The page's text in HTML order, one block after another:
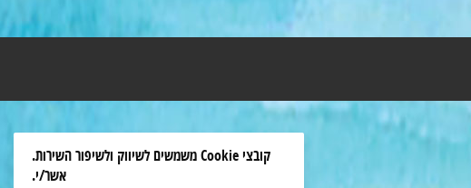
קובצי Cookie משמשים לשיווק ולשיפור השירות.
אשר/י.